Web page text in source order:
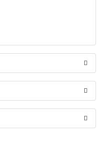
siz yapın!